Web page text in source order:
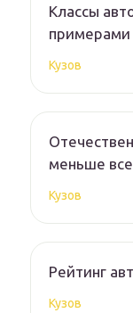
Классы
примерами
Кузов
меньше
Кузов
Рейтинг
Кузов